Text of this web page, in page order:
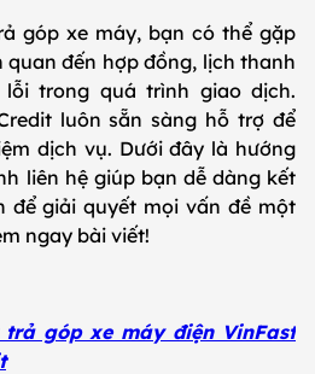
góp xe máy, bạn có thể gặp
quan đến hợp đồng, lịch thanh
trong quá trình giao dịch.
luôn sẵn sàng hỗ trợ để
dịch vụ. Dưới đây là hướng
liên hệ giúp bạn dễ dàng kết
để giải quyết mọi vấn đề một
ngay bài viết!
góp xe máy điện VinFast